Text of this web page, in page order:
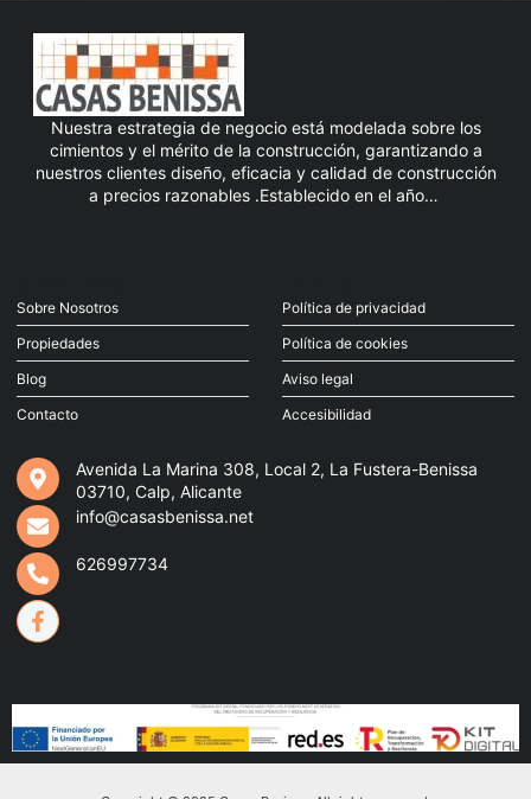
Nuestra estrategia de negocio está modelada sobre los
cimientos y el mérito de la construcción, garantizando a
nuestros clientes diseño, eficacia y calidad de construcción
a precios razonables .Establecido en el año…
Sobre Nosotros
Propiedades
Blog
Contacto
Política de privacidad
Política de cookies
Aviso legal
Accesibilidad
Avenida La Marina 308, Local 2, La Fustera-Benissa
03710, Calp, Alicante
info@casasbenissa.net
626997734